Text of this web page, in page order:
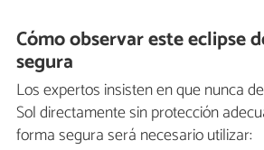
Cómo observar este eclipse
segura
Los expertos insisten en que nunca
Sol directamente sin protección
forma segura será necesario utilizar: